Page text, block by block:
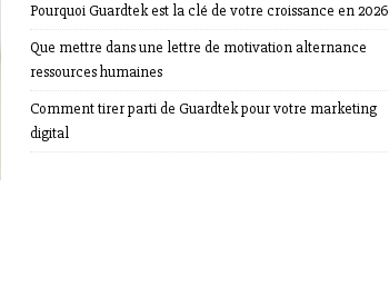
Pourquoi Guardtek est la clé de votre croissance en 2026
Que mettre dans une lettre de motivation alternance
ressources humaines
Comment tirer parti de Guardtek pour votre marketing
digital